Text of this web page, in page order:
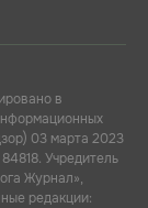
в
03 марта 2023
Учредитель
Журнал»,
редакции: